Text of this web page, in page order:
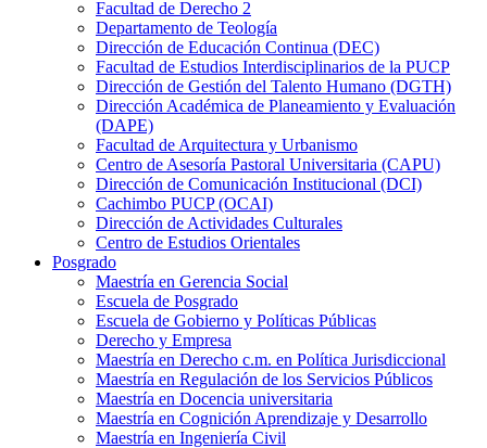
Facultad de Derecho 2
Departamento de Teología
Dirección de Educación Continua (DEC)
Facultad de Estudios Interdisciplinarios de la PUCP
Dirección de Gestión del Talento Humano (DGTH)
Dirección Académica de Planeamiento y Evaluación
(DAPE)
Facultad de Arquitectura y Urbanismo
Centro de Asesoría Pastoral Universitaria (CAPU)
Dirección de Comunicación Institucional (DCI)
Cachimbo PUCP (OCAI)
Dirección de Actividades Culturales
Centro de Estudios Orientales
Posgrado
Maestría en Gerencia Social
Escuela de Posgrado
Escuela de Gobierno y Políticas Públicas
Derecho y Empresa
Maestría en Derecho c.m. en Política Jurisdiccional
Maestría en Regulación de los Servicios Públicos
Maestría en Docencia universitaria
Maestría en Cognición Aprendizaje y Desarrollo
Maestría en Ingeniería Civil